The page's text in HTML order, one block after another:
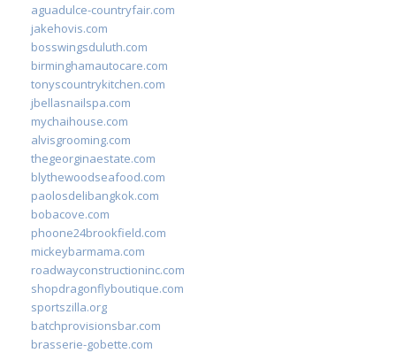
aguadulce-countryfair.com
jakehovis.com
bosswingsduluth.com
birminghamautocare.com
tonyscountrykitchen.com
jbellasnailspa.com
mychaihouse.com
alvisgrooming.com
thegeorginaestate.com
blythewoodseafood.com
paolosdelibangkok.com
bobacove.com
phoone24brookfield.com
mickeybarmama.com
roadwayconstructioninc.com
shopdragonflyboutique.com
sportszilla.org
batchprovisionsbar.com
brasserie-gobette.com